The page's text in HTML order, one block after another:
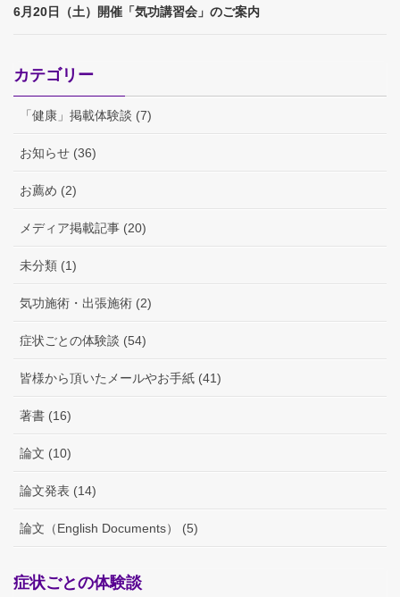
6月20日（土）開催「気功講習会」のご案内
カテゴリー
「健康」掲載体験談 (7)
お知らせ (36)
お薦め (2)
メディア掲載記事 (20)
未分類 (1)
気功施術・出張施術 (2)
症状ごとの体験談 (54)
皆様から頂いたメールやお手紙 (41)
著書 (16)
論文 (10)
論文発表 (14)
論文（English Documents） (5)
症状ごとの体験談